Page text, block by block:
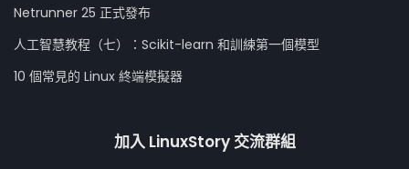
Netrunner 25 正式發布
人工智慧教程（七）：Scikit-learn 和訓練第一個模型
10 個常見的 Linux 終端模擬器
加入 LinuxStory 交流群組